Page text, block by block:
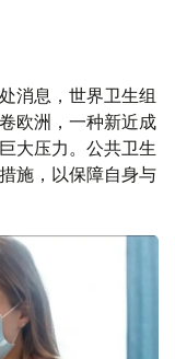
消息，世界卫生组
欧洲，一种新近成
大压力。公共卫生
施，以保障自身与